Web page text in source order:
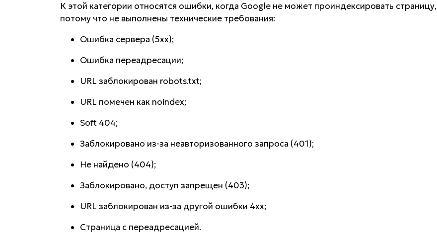
К этой категории относятся ошибки, когда Google не может проиндексировать страницу,
потому что не выполнены технические требования:
Ошибка сервера (5xx);
Ошибка переадресации;
URL заблокирован robots.txt;
URL помечен как noindex;
Soft 404;
Заблокировано из-за неавторизованного запроса (401);
Не найдено (404);
Заблокировано, доступ запрещен (403);
URL заблокирован из-за другой ошибки 4xx;
Страница с переадресацией.